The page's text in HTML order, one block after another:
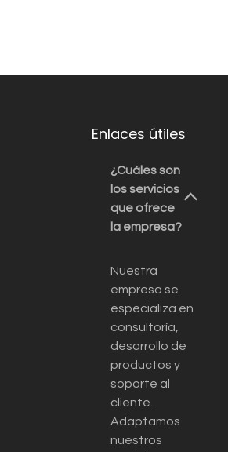
Enlaces útiles
¿Cuáles son
los servicios
que ofrece
la empresa?
Nuestra
empresa se
especializa en
consultoría,
desarrollo de
productos y
soporte al
cliente.
Adaptamos
nuestros